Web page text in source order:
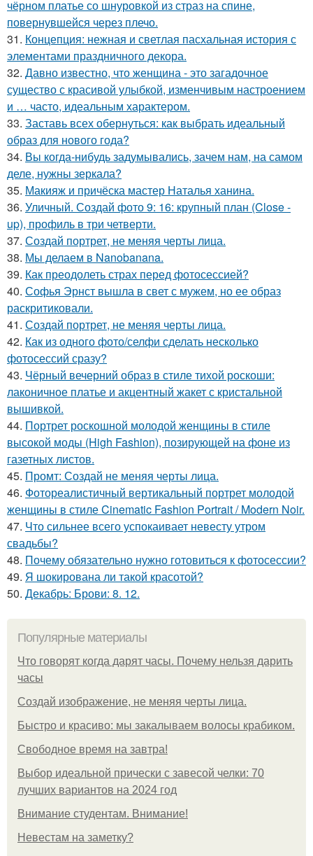
чёрном платье со шнуровкой из страз на спине,
повернувшейся через плечо.
31. Концепция: нежная и светлая пасхальная история с
элементами праздничного декора.
32. Давно известно, что женщина - это загадочное
существо с красивой улыбкой, изменчивым настроением
и … часто, идеальным характером.
33. Заставь всех обернуться: как выбрать идеальный
образ для нового года?
34. Вы когда-нибудь задумывались, зачем нам, на самом
деле, нужны зеркала?
35. Макияж и причёска мастер Наталья ханина.
36. Уличный. Создай фото 9: 16: крупный план (Close -
up), профиль в три четверти.
37. Создай портрет, не меняя черты лица.
38. Мы делаем в Nanobanana.
39. Как преодолеть страх перед фотосессией?
40. Софья Эрнст вышла в свет с мужем, но ее образ
раскритиковали.
41. Создай портрет, не меняя черты лица.
42. Как из одного фото/селфи сделать несколько
фотосессий сразу?
43. Чёрный вечерний образ в стиле тихой роскоши:
лаконичное платье и акцентный жакет с кристальной
вышивкой.
44. Портрет роскошной молодой женщины в стиле
высокой моды (High Fashion), позирующей на фоне из
газетных листов.
45. Промт: Создай не меняя черты лица.
46. Фотореалистичный вертикальный портрет молодой
женщины в стиле Cinematic Fashion Portrait / Modern Noir.
47. Что сильнее всего успокаивает невесту утром
свадьбы?
48. Почему обязательно нужно готовиться к фотосессии?
49. Я шокирована ли такой красотой?
50. Декабрь: Брови: 8. 12.
Популярные материалы
Что говорят когда дарят часы. Почему нельзя дарить
часы
Создай изображение, не меняя черты лица.
Быстро и красиво: мы закалываем волосы крабиком.
Свободное время на завтра!
Выбор идеальной прически с завесой челки: 70
лучших вариантов на 2024 год
Внимание студентам. Внимание!
Невестам на заметку?